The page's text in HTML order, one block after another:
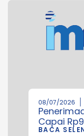
08/07/2026
Capai
BACA